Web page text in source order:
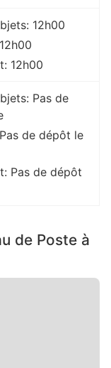
12h00
12h00
Pas de
de dépôt le
Pas de dépôt
de Poste à